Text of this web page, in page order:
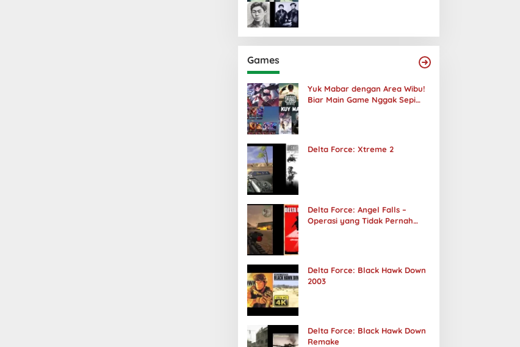
Games
Yuk Mabar dengan Area Wibu!
Biar Main Game Nggak Sepi
Delta Force: Xtreme 2
Delta Force: Angel Falls –
Operasi yang Tidak Pernah
Delta Force: Black Hawk Down
2003
Delta Force: Black Hawk Down
Remake